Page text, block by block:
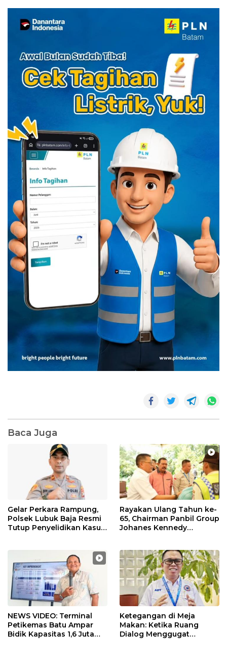
Baca Juga
Gelar Perkara Rampung,
Polsek Lubuk Baja Resmi
Tutup Penyelidikan Kasus
Rayakan Ulang Tahun ke-
65, Chairman Panbil Group
Johanes Kennedy
Karyawan
NEWS VIDEO: Terminal
Petikemas Batu Ampar
Bidik Kapasitas 1,6 Juta
Ketegangan di Meja
Makan: Ketika Ruang
Dialog Menggugat